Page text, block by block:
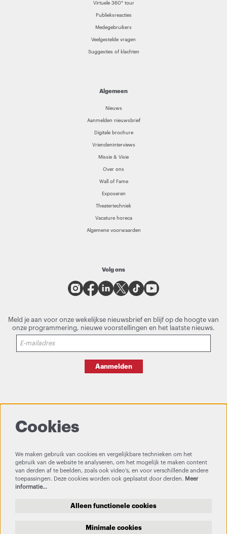
Virtuele 360° tour
Publieksreacties
Medegebruikers
Veelgestelde vragen
Suggesties of klachten
Algemeen
Nieuws
Aanmelden nieuwsbrief
Digitale brochure
Vriendeninterviews
Missie & Visie
Over ons
Wall of Fame
Exposeren
Theatertechniek
Vacature horeca
Algemene voorwaarden
Volg ons
Meld je aan voor onze wekelijkse nieuwsbrief en blijf op de hoogte van
onze programmering, nieuwe voorstellingen en het laatste nieuws.
Aanmelden
Cookies
We maken gebruik van cookies en vergelijkbare technieken om het
gebruik van de website te analyseren, om het mogelijk te maken content
van derden af te beelden, zoals ook video’s, en voor verschillende andere
toepassingen. Deze cookies worden ook geplaatst door derden. Meer
informatie…
Alleen functionele cookies
Minimale cookies